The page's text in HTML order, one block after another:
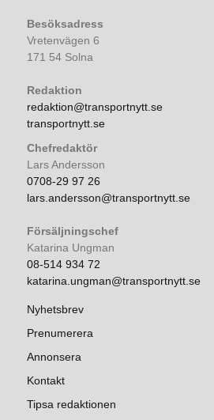
Besöksadress
Vretenvägen 6
171 54 Solna
Redaktion
redaktion@transportnytt.se
transportnytt.se
Chefredaktör
Lars Andersson
0708-29 97 26
lars.andersson@transportnytt.se
Försäljningschef
Katarina Ungman
08-514 934 72
katarina.ungman@transportnytt.se
Nyhetsbrev
Prenumerera
Annonsera
Kontakt
Tipsa redaktionen